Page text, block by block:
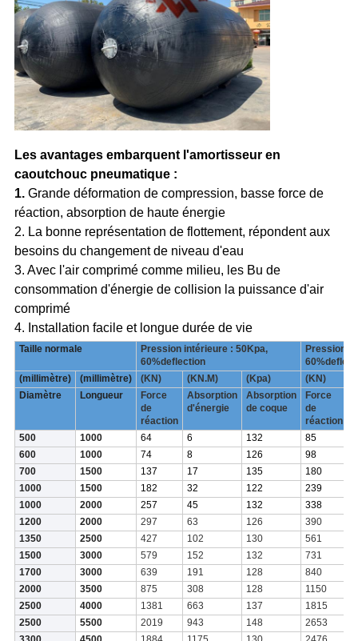
Les avantages embarquent l'amortisseur en
caoutchouc pneumatique :
1. Grande déformation de compression, basse force de
réaction, absorption de haute énergie
2. La bonne représentation de flottement, répondent aux
besoins du changement de niveau d'eau
3. Avec l'air comprimé comme milieu, les Bu de
consommation d'énergie de collision la puissance d'air
comprimé
4. Installation facile et longue durée de vie
Taille normale
Pression intérieure : 50Kpa,
60%deflection
Pression
(millimètre)
(millimètre) (KN) (KN.M) (Kpa) (KN)
Diamètre
Longueur
Force
de
réaction
Absorption
d'énergie
Absorption
de coque
Force
de
réaction
500 1000 64 6 132 85
600
1000 74 8 126 98
700
1500 137 17 135 180
1000
1500 182 32 122 239
1000
2000 257 45 132 338
1200
2000 297 63 126 390
1350
2500 427 102 130 561
1500
3000 579 152 132 731
1700
3000 639 191 128 840
2000
3500 875 308 128 1150
2500
4000 1381 663 137 1815
2500
5500 2019 943 148 2653